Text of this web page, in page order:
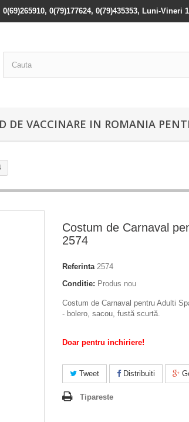
0(79)177624, 0(79)435353, Luni-Vineri
DE VACCINARE IN ROMANIA
Costum de Carnaval
2574
Referinta 2574
Conditie: Produs nou
Costum de Carnaval pentru Adulti
- bolero, sacou, fustă scurtă.
Doar pentru inchiriere!
Tweet Distribuiti
Tipareste